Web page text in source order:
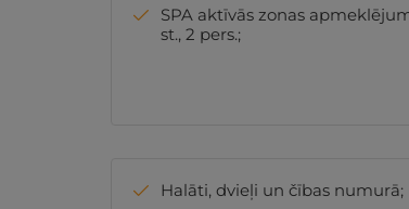
SPA aktīvās zonas
st., 2 pers.;
Halāti, dvieļi un čības numurā;